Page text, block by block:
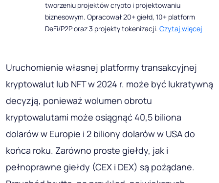
tworzeniu projektów crypto i projektowaniu
biznesowym. Opracował 20+ giełd, 10+ platform
DeFi/P2P oraz 3 projekty tokenizacji. Czytaj więcej
Uruchomienie własnej platformy transakcyjnej
kryptowalut lub NFT w 2024 r. może być lukratywną
decyzją, ponieważ wolumen obrotu
kryptowalutami może osiągnąć 40,5 biliona
dolarów w Europie i 2 biliony dolarów w USA do
końca roku. Zarówno proste giełdy, jak i
pełnoprawne giełdy (CEX i DEX) są pożądane.